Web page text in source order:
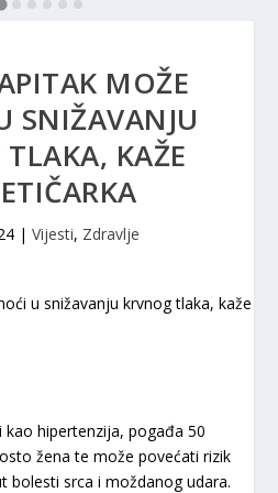
MOŽE
SNIŽAVANJU
KAŽE
| Vijesti, Zdravlje
kao hipertenzija, pogađa 50
žena te može povećati rizik
bolesti srca i moždanog udara.